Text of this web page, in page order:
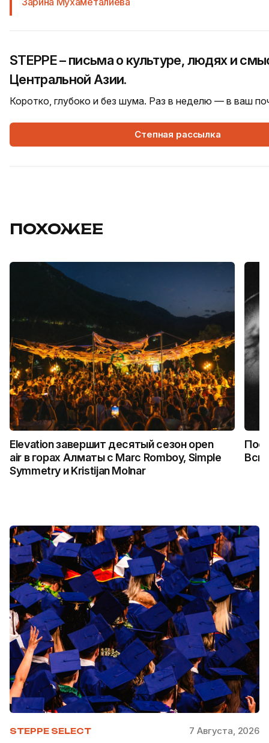
STEPPE – письма о культуре, людях и
Центральной Азии.
Коротко, глубоко и без шума. Раз в неделю — в ваш
Степная рассылка
ПОХОЖЕЕ
Elevation завершит десятый сезон open
air в горах Алматы с Marc Romboy, Simple
Symmetry и Kristijan Molnar
STEPPE SELECT 7 Августа, 2026